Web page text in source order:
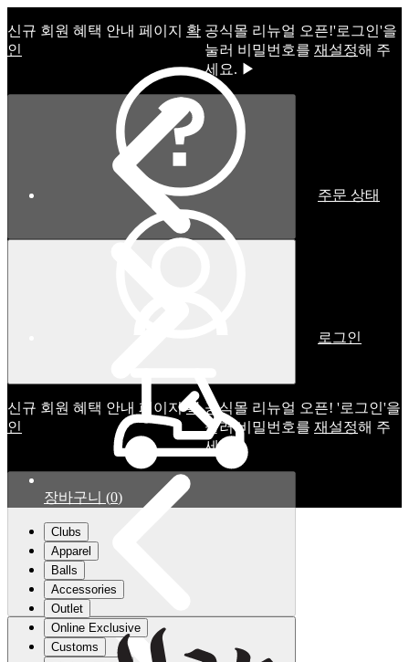
신규 회원 혜택 안내 페이지 확
인
공식몰 리뉴얼 오픈!ㅤ'로그인'을
눌러 비밀번호를 재설정해 주
세요. ▶
신규 회원 혜택 안내 페이지확
인
공식몰 리뉴얼 오픈! '로그인'을
눌러 비밀번호를 재설정해 주
세요.
주문 상태
로그인
장바구니 (0)
Clubs
Apparel
Balls
Accessories
Outlet
Online Exclusive
Customs